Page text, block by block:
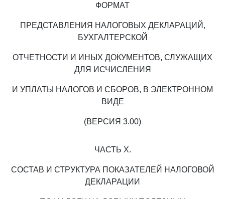
ФОРМАТ
ПРЕДСТАВЛЕНИЯ НАЛОГОВЫХ ДЕКЛАРАЦИЙ,
БУХГАЛТЕРСКОЙ
ОТЧЕТНОСТИ И ИНЫХ ДОКУМЕНТОВ, СЛУЖАЩИХ
ДЛЯ ИСЧИСЛЕНИЯ
И УПЛАТЫ НАЛОГОВ И СБОРОВ, В ЭЛЕКТРОННОМ
ВИДЕ
(ВЕРСИЯ 3.00)
ЧАСТЬ X.
СОСТАВ И СТРУКТУРА ПОКАЗАТЕЛЕЙ НАЛОГОВОЙ
ДЕКЛАРАЦИИ